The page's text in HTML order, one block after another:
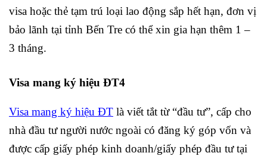
visa hoặc thẻ tạm trú loại lao động sắp hết hạn, đơn vị
bảo lãnh tại tỉnh Bến Tre có thể xin gia hạn thêm 1 –
3 tháng.
Visa mang ký hiệu ĐT4
Visa mang ký hiệu ĐT là viết tắt từ “đầu tư”, cấp cho
nhà đầu tư người nước ngoài có đăng ký góp vốn và
được cấp giấy phép kinh doanh/giấy phép đầu tư tại